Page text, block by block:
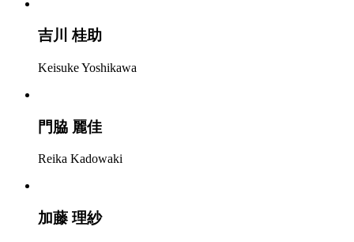
吉川 桂助
Keisuke Yoshikawa
門脇 麗佳
Reika Kadowaki
加藤 理紗